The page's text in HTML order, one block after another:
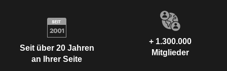
Seit über 20 Jahren
an Ihrer Seite
+ 1.300.000
Mitglieder